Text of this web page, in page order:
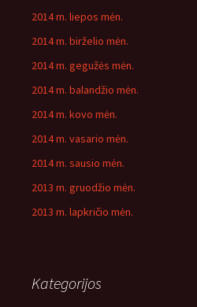
2014 m. liepos mėn.
2014 m. birželio mėn.
2014 m. gegužės mėn.
2014 m. balandžio mėn.
2014 m. kovo mėn.
2014 m. vasario mėn.
2014 m. sausio mėn.
2013 m. gruodžio mėn.
2013 m. lapkričio mėn.
Kategorijos